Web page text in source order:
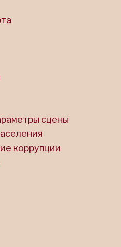
сцены
коррупции